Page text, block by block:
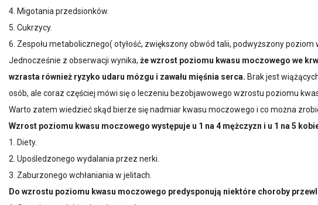
4. Migotania przedsionków.
5. Cukrzycy.
6. Zespołu metabolicznego( otyłość, zwiększony obwód talii, podwyższony poziom
Jednocześnie z obserwacji wynika, że wzrost poziomu kwasu moczowego we
wzrasta również ryzyko udaru mózgu i zawału mięśnia serca. Brak jest
osób, ale coraz częściej mówi się o leczeniu bezobjawowego wzrostu poziomu
Warto zatem wiedzieć skąd bierze się nadmiar kwasu moczowego i co można
Wzrost poziomu kwasu moczowego występuje u 1 na 4 mężczyzn i u 1 na 5
1. Diety.
2. Upośledzonego wydalania przez nerki.
3. Zaburzonego wchłaniania w jelitach.
Do wzrostu poziomu kwasu moczowego predysponują niektóre choroby